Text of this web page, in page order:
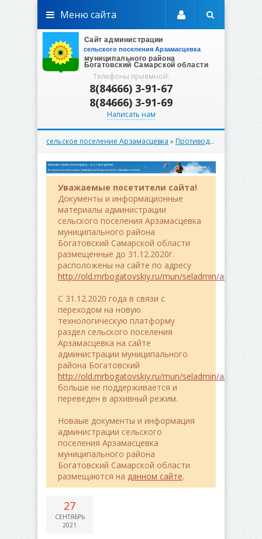
Телефоны приемной:
8(84666) 3-91-67
8(84666) 3-91-69
Написать нам
Меню сайта
сельское поселение Арзамасцевка »Противодействие коррупции
Уважаемые посетители сайта!
Документы и информационные
материалы администрации
сельского поселения Арзамасцевка
муниципального района
Богатовский Самарской области
размещенные до 31.12.2020г.
расположены на сайте по адресу
http://old.mrbogatovskiy.ru/mun/seladmin/
C 31.12.2020 года в связи с
переходом на новую
технологическую платформу
раздел сельского поселения
Арзамасцевка на сайте
администрации муниципального
района Богатовский
http://old.mrbogatovskiy.ru/mun/seladmin/
больше не поддерживается и
переведен в архивный режим.
Новаые документы и информация
администрации сельского
поселения Арзамасцевка
муниципального района
Богатовский Самарской области
размещаются на данном сайте.
27
СЕНТЯБРЬ
2021